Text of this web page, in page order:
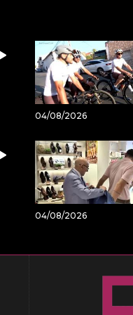
04/08/2026
04/08/2026